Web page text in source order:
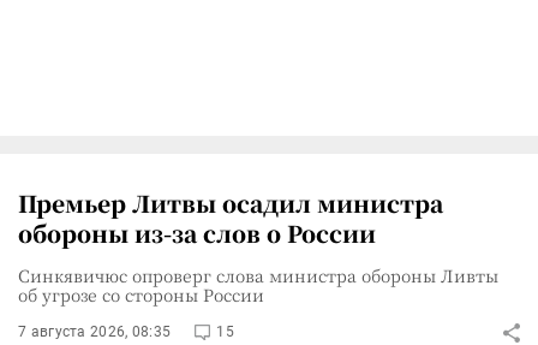
Премьер Литвы осадил министра
обороны из-за слов о России
Синкявичюс опроверг слова министра обороны Ливты
об угрозе со стороны России
7 августа 2026, 08:35 15